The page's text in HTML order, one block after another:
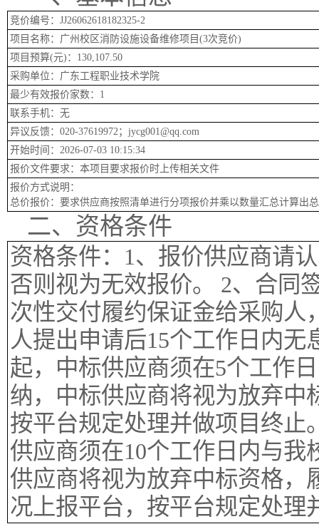
竞价编号：JJ26062618182325-2
项目名称：广州校区消防设施设备维修项目(3次竞价)
项目预算(元)：130,107.50
采购单位：广东工程职业技术学院
最少有效报价家数：1
联系手机：无
异议反馈：020-37619972；jycg001@qq.com
开始时间：2026-07-03 10:15:34
报价文件要求：本项目要求报价时上传相关文件
报价方式说明：
总价报价：要求供应商按照清单进行分项报价并乘以数量汇总计算出
二、资格条件
资格条件：1、报价供应商请
否则视为无效报价。 2、合同
次性交付履约保证金给采购人
人提出申请后15个工作日内
起，中标供应商须在5个工作
纳，中标供应商将视为放弃中
按平台规定处理并做项目终止
供应商须在10个工作日内与
供应商将视为放弃中标资格，
况上报平台，按平台规定处理